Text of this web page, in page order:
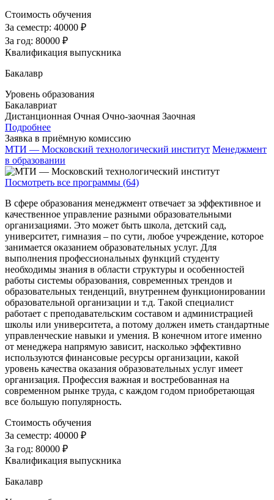
Стоимость обучения
За семестр: 40000 ₽
За год: 80000 ₽
Квалификация выпускника
Бакалавр
Уровень образования
Бакалавриат
Дистанционная Очная Очно-заочная Заочная
Подробнее
Заявка в приёмную комиссию
МТИ — Московский технологический институт Менеджмент
в образовании
Посмотреть все программы (64)
В сфере образования менеджмент отвечает за эффективное и
качественное управление разными образовательными
организациями. Это может быть школа, детский сад,
университет, гимназия – по сути, любое учреждение, которое
занимается оказанием образовательных услуг. Для
выполнения профессиональных функций студенту
необходимы знания в области структуры и особенностей
работы системы образования, современных трендов и
образовательных тенденций, внутреннем функционировании
образовательной организации и т.д. Такой специалист
работает с преподавательским составом и администрацией
школы или университета, а потому должен иметь стандартные
управленческие навыки и умения. В конечном итоге именно
от менеджера напрямую зависит, насколько эффективно
используются финансовые ресурсы организации, какой
уровень качества оказания образовательных услуг имеет
организация. Профессия важная и востребованная на
современном рынке труда, с каждом годом приобретающая
все большую популярность.
Стоимость обучения
За семестр: 40000 ₽
За год: 80000 ₽
Квалификация выпускника
Бакалавр